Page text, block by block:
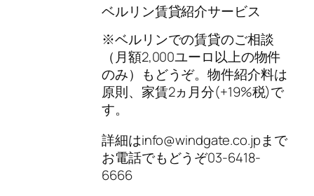
ベルリン賃貸紹介サービス
※ベルリンでの賃貸のご相談
（月額2,000ユーロ以上の物件
のみ）もどうぞ。物件紹介料は
原則、家賃2ヵ月分(+19%税)で
す。
詳細はinfo@windgate.co.jpまで
お電話でもどうぞ03-6418-
6666